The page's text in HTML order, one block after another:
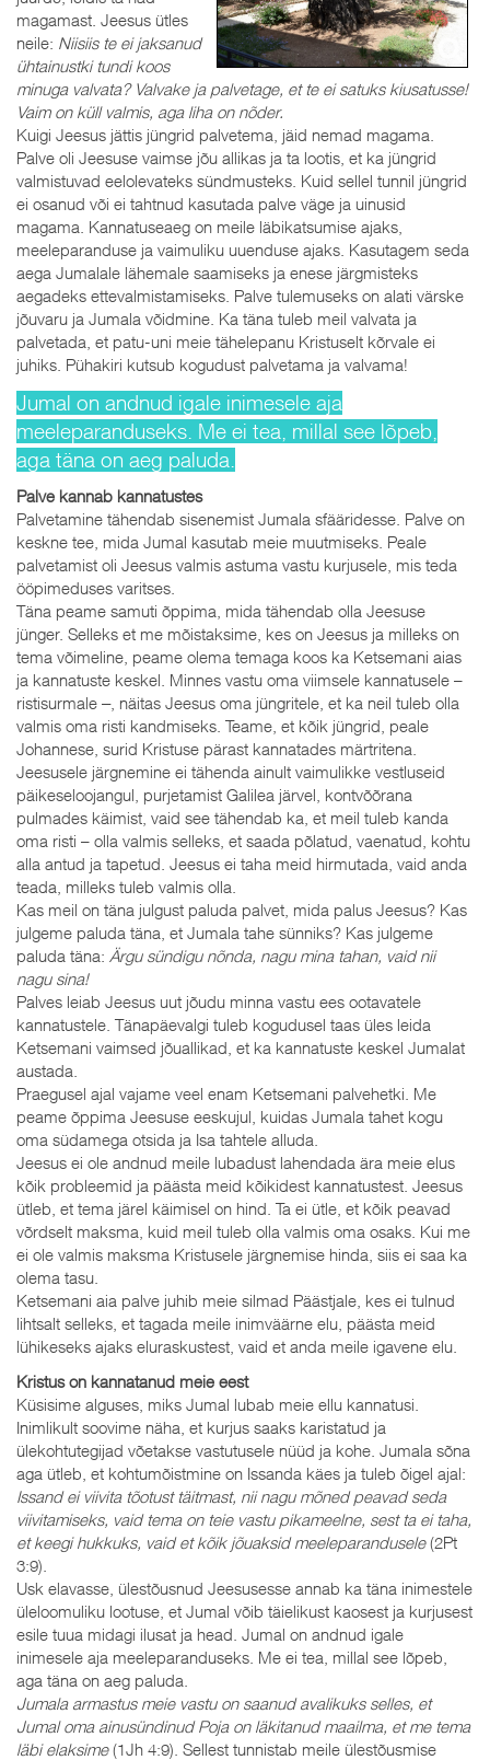
magamast. Jeesus ütles
neile: Niisiis te ei jaksanud
ühtainustki tundi koos
minuga valvata? Valvake ja palvetage, et te ei satuks kiusatusse!
Vaim on küll valmis, aga liha on nõder.
Kuigi Jeesus jättis jüngrid palvetema, jäid nemad magama.
Palve oli Jeesuse vaimse jõu allikas ja ta lootis, et ka jüngrid
valmistuvad eelolevateks sündmusteks. Kuid sellel tunnil jüngrid
ei osanud või ei tahtnud kasutada palve väge ja uinusid
magama. Kannatuseaeg on meile läbikatsumise ajaks,
meeleparanduse ja vaimuliku uuenduse ajaks. Kasutagem seda
aega Jumalale lähemale saamiseks ja enese järgmisteks
aegadeks ettevalmistamiseks. Palve tulemuseks on alati värske
jõuvaru ja Jumala võidmine. Ka täna tuleb meil valvata ja
palvetada, et patu-uni meie tähelepanu Kristuselt kõrvale ei
juhiks. Pühakiri kutsub kogudust palvetama ja valvama!
Jumal on andnud igale inimesele aja
meeleparanduseks. Me ei tea, millal see lõpeb,
aga täna on aeg paluda.
Palve kannab kannatustes
Palvetamine tähendab sisenemist Jumala sfääridesse. Palve on
keskne tee, mida Jumal kasutab meie muutmiseks. Peale
palvetamist oli Jeesus valmis astuma vastu kurjusele, mis teda
ööpimeduses varitses.
Täna peame samuti õppima, mida tähendab olla Jeesuse
jünger. Selleks et me mõistaksime, kes on Jeesus ja milleks on
tema võimeline, peame olema temaga koos ka Ketsemani aias
ja kannatuste keskel. Minnes vastu oma viimsele kannatusele –
ristisurmale ‒, näitas Jeesus oma jüngritele, et ka neil tuleb olla
valmis oma risti kandmiseks. Teame, et kõik jüngrid, peale
Johannese, surid Kristuse pärast kannatades märtritena.
Jeesusele järgnemine ei tähenda ainult vaimulikke vestluseid
päikeseloojangul, purjetamist Galilea järvel, kontvõõrana
pulmades käimist, vaid see tähendab ka, et meil tuleb kanda
oma risti – olla valmis selleks, et saada põlatud, vaenatud, kohtu
alla antud ja tapetud. Jeesus ei taha meid hirmutada, vaid anda
teada, milleks tuleb valmis olla.
Kas meil on täna julgust paluda palvet, mida palus Jeesus? Kas
julgeme paluda täna, et Jumala tahe sünniks? Kas julgeme
paluda täna: Ärgu sündigu nõnda, nagu mina tahan, vaid nii
nagu sina!
Palves leiab Jeesus uut jõudu minna vastu ees ootavatele
kannatustele. Tänapäevalgi tuleb kogudusel taas üles leida
Ketsemani vaimsed jõuallikad, et ka kannatuste keskel Jumalat
austada.
Praegusel ajal vajame veel enam Ketsemani palvehetki. Me
peame õppima Jeesuse eeskujul, kuidas Jumala tahet kogu
oma südamega otsida ja Isa tahtele alluda.
Jeesus ei ole andnud meile lubadust lahendada ära meie elus
kõik probleemid ja päästa meid kõikidest kannatustest. Jeesus
ütleb, et tema järel käimisel on hind. Ta ei ütle, et kõik peavad
võrdselt maksma, kuid meil tuleb olla valmis oma osaks. Kui me
ei ole valmis maksma Kristusele järgnemise hinda, siis ei saa ka
olema tasu.
Ketsemani aia palve juhib meie silmad Päästjale, kes ei tulnud
lihtsalt selleks, et tagada meile inimväärne elu, päästa meid
lühikeseks ajaks eluraskustest, vaid et anda meile igavene elu.
Kristus on kannatanud meie eest
Küsisime alguses, miks Jumal lubab meie ellu kannatusi.
Inimlikult soovime näha, et kurjus saaks karistatud ja
ülekohtutegijad võetakse vastutusele nüüd ja kohe. Jumala sõna
aga ütleb, et kohtumõistmine on Issanda käes ja tuleb õigel ajal:
Issand ei viivita tõotust täitmast, nii nagu mõned peavad seda
viivitamiseks, vaid tema on teie vastu pikameelne, sest ta ei taha,
et keegi hukkuks, vaid et kõik jõuaksid meeleparandusele(2Pt
3:9).
Usk elavasse, ülestõusnud Jeesusesse annab ka täna inimestele
üleloomuliku lootuse, et Jumal võib täielikust kaosest ja kurjusest
esile tuua midagi ilusat ja head. Jumal on andnud igale
inimesele aja meeleparanduseks. Me ei tea, millal see lõpeb,
aga täna on aeg paluda.
Jumala armastus meie vastu on saanud avalikuks selles, et
Jumal oma ainusündinud Poja on läkitanud maailma, et me tema
läbi elaksime(1Jh 4:9). Sellest tunnistab meile ülestõusmise